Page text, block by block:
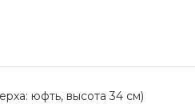
юфть, высота 34 см)